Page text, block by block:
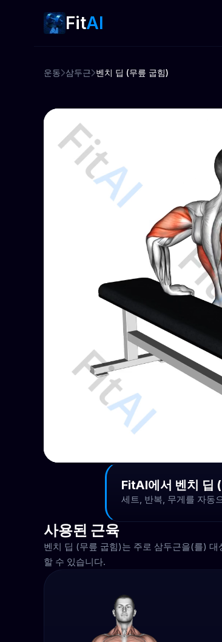
FitAI
운동 삼두근 벤치 딥 (무릎 굽힘)
FitAI에서 벤치 딥
세트, 반복, 무게를 자동
사용된 근육
벤치 딥 (무릎 굽힘)는 주로 삼두근을(를)
할 수 있습니다.